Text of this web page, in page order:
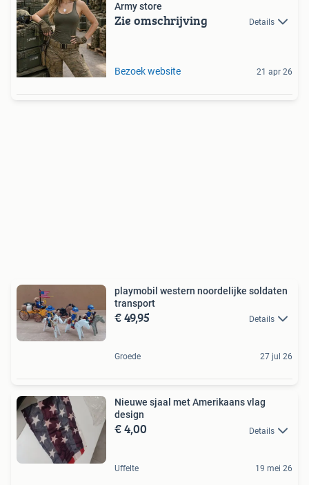
Army store
Zie omschrijving Details
Bezoek website 21 apr 26
playmobil western noordelijke soldaten
transport
€ 49,95 Details
Groede 27 jul 26
Nieuwe sjaal met Amerikaans vlag
design
€ 4,00 Details
Uffelte 19 mei 26